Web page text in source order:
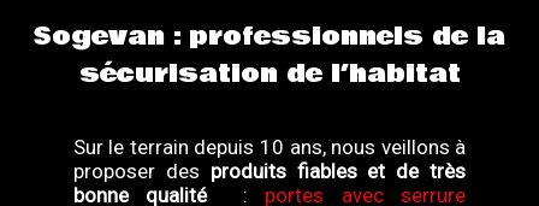
Sogevan : professionnels de la
sécurisation de l’habitat
Sur le terrain depuis 10 ans, nous veillons à
proposer des produits fiables et de très
bonne qualité
: portes avec serrure